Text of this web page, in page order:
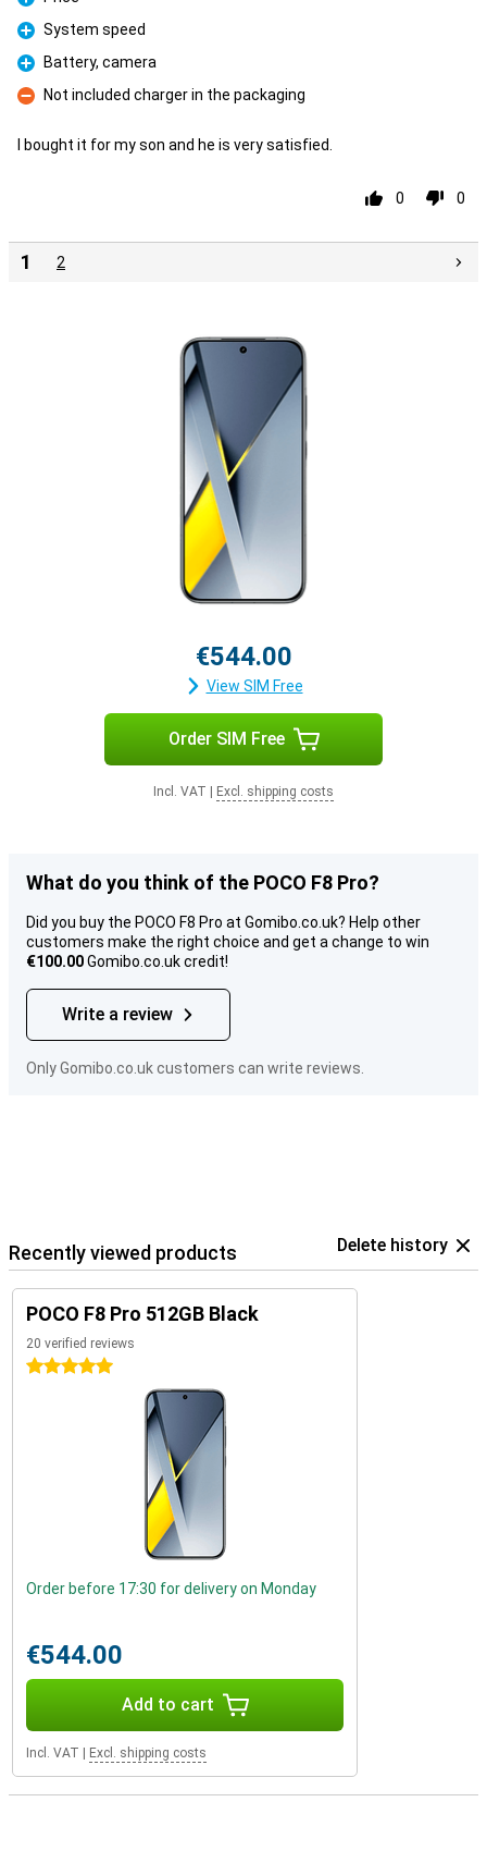
Pro
Pro
System speed
Pro
Battery, camera
Con
Not included charger in the packaging
I bought it for my son and he is very satisfied.
0 0
1 2
€544.00
View SIM Free
Order SIM Free
Incl. VAT Excl. shipping costs
What do you think of the POCO F8 Pro?
Did you buy the POCO F8 Pro at Gomibo.co.uk? Help other
customers make the right choice and get a change to win
€100.00Gomibo.co.uk credit!
Write a review
Only Gomibo.co.uk customers can write reviews.
Recently viewed products Delete history
POCO F8 Pro 512GB Black
20 verified reviews
5 stars
Order before 17:30 for delivery on Monday
€544.00
Add to cart
Incl. VAT Excl. shipping costs